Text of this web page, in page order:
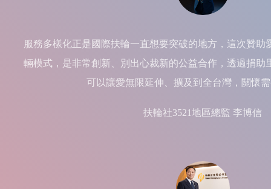
服務多樣化正是國際扶輪一直想要突破的地方，這次贊助
輛模式，是非常創新、別出心裁新的公益合作，透過捐助
可以讓愛無限延伸、擴及到全台灣，關懷
扶輪社3521地區總監 李博信